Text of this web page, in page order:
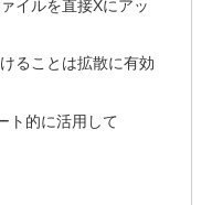
イルを直接Xにアッ
ることは拡散に有効
ト的に活用して